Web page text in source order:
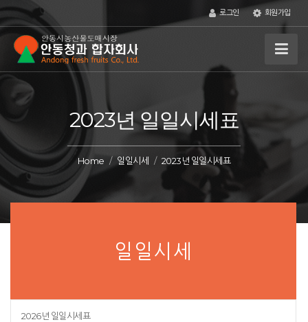
로그인 회원가입
2023년 일일시세표
Home 일일시세 2023년 일일시세표
일일시세
2026년 일일시세표